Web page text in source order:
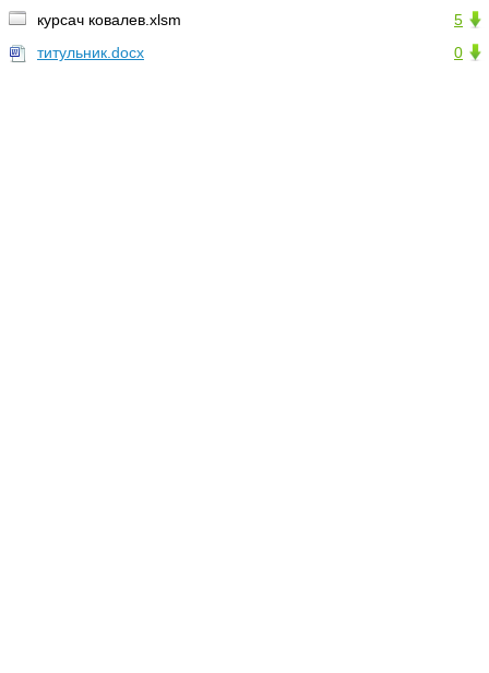
5
курсач ковалев.xlsm
0
титульник.docx